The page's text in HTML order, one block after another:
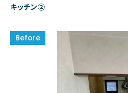
キッチン②